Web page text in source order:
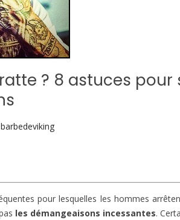
? 8 astuces pour
barbedeviking
pour lesquelles les hommes
les démangeaisons incessantes.